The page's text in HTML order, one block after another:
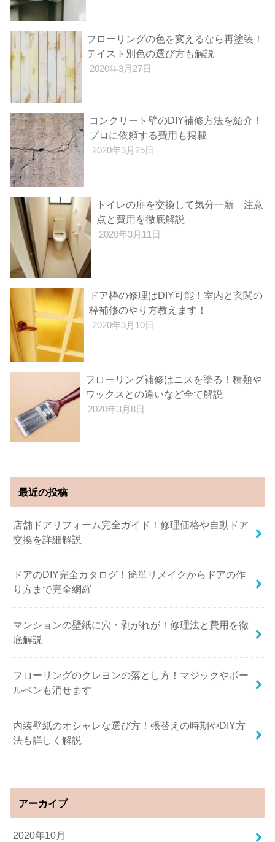
フローリングの色を変えるなら再塗装！
テイスト別色の選び方も解説
2020年3月27日
コンクリート壁のDIY補修方法を紹介！
プロに依頼する費用も掲載
2020年3月25日
トイレの扉を交換して気分一新 注意
点と費用を徹底解説
2020年3月11日
ドア枠の修理はDIY可能！室内と玄関の
枠補修のやり方教えます！
2020年3月10日
フローリング補修はニスを塗る！種類や
ワックスとの違いなど全て解説
2020年3月8日
最近の投稿
店舗ドアリフォーム完全ガイド！修理価格や自動ドア
交換を詳細解説
ドアのDIY完全カタログ！簡単リメイクからドアの作
り方まで完全網羅
マンションの壁紙に穴・剥がれが！修理法と費用を徹
底解説
フローリングのクレヨンの落とし方！マジックやボー
ルペンも消せます
内装壁紙のオシャレな選び方！張替えの時期やDIY方
法も詳しく解説
アーカイブ
2020年10月